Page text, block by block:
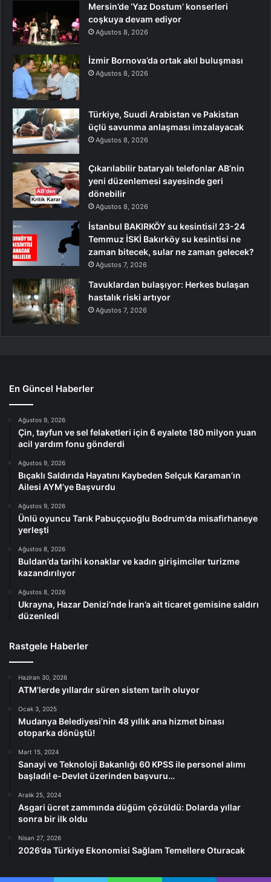
Mersin’de ‘Yaz Dostum’ konserleri
coşkuya devam ediyor
Ağustos 8, 2026
İzmir Bornova’da ortak akıl buluşması
Ağustos 8, 2026
Türkiye, Suudi Arabistan ve Pakistan
üçlü savunma anlaşması imzalayacak
Ağustos 8, 2026
Çıkarılabilir bataryalı telefonlar AB’nin
yeni düzenlemesi sayesinde geri
dönebilir
Ağustos 8, 2026
İstanbul BAKIRKÖY su kesintisi! 23-24
Temmuz İSKİ Bakırköy su kesintisi ne
zaman bitecek, sular ne zaman gelecek?
Ağustos 7, 2026
Tavuklardan bulaşıyor: Herkes bulaşan
hastalık riski artıyor
Ağustos 7, 2026
En Güncel Haberler
Ağustos 9, 2026
Çin, tayfun ve sel felaketleri için 6 eyalete 180 milyon yuan
acil yardım fonu gönderdi
Ağustos 9, 2026
Bıçaklı Saldırıda Hayatını Kaybeden Selçuk Karaman’ın
Ailesi AYM’ye Başvurdu
Ağustos 9, 2026
Ünlü oyuncu Tarık Pabuççuoğlu Bodrum’da misafirhaneye
yerleşti
Ağustos 8, 2026
Buldan’da tarihi konaklar ve kadın girişimciler turizme
kazandırılıyor
Ağustos 8, 2026
Ukrayna, Hazar Denizi’nde İran’a ait ticaret gemisine saldırı
düzenledi
Rastgele Haberler
Haziran 30, 2026
ATM’lerde yıllardır süren sistem tarih oluyor
Ocak 3, 2025
Mudanya Belediyesi’nin 48 yıllık ana hizmet binası
otoparka dönüştü!
Mart 15, 2024
Sanayi ve Teknoloji Bakanlığı 60 KPSS ile personel alımı
başladı! e-Devlet üzerinden başvuru…
Aralık 25, 2024
Asgari ücret zammında düğüm çözüldü: Dolarda yıllar
sonra bir ilk oldu
Nisan 27, 2026
2026’da Türkiye Ekonomisi Sağlam Temellere Oturacak